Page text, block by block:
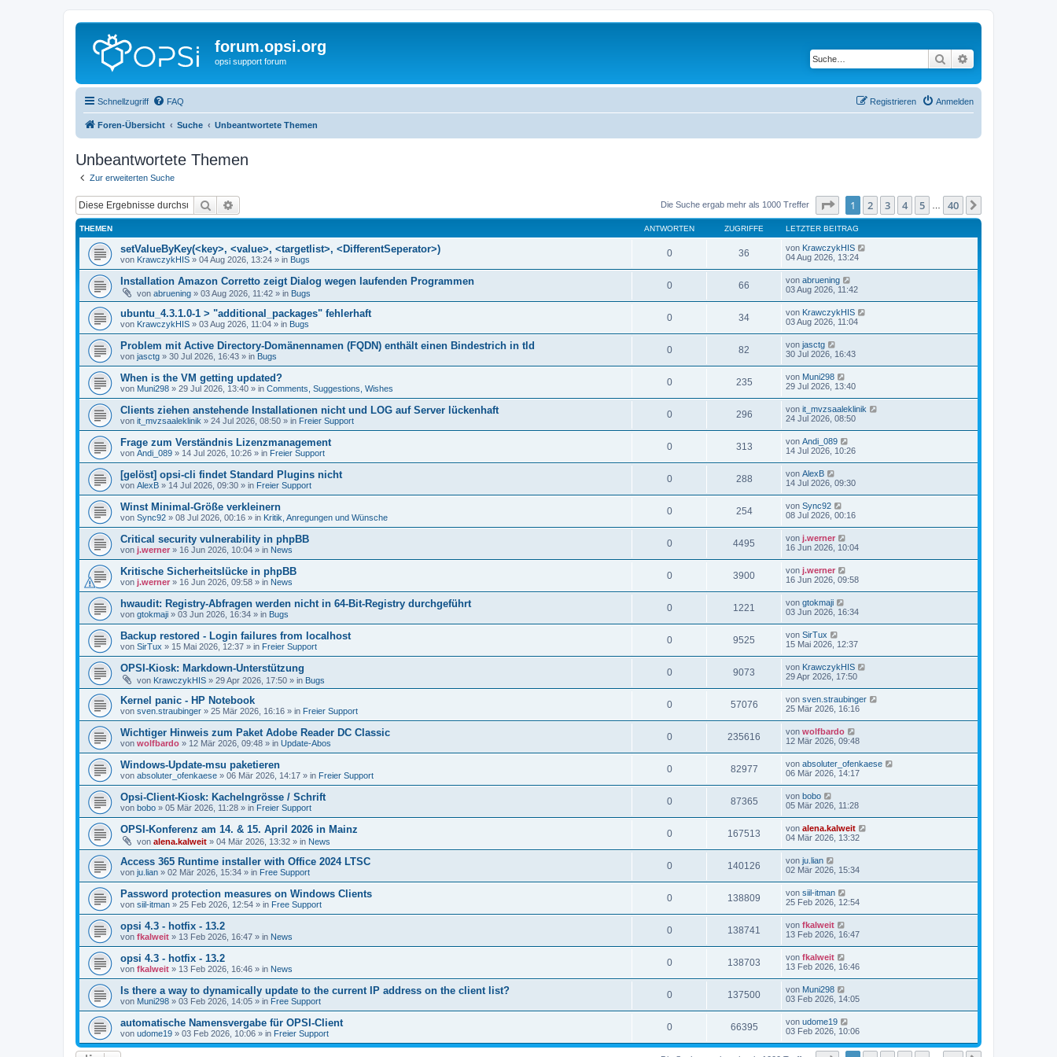
forum.opsi.org
opsi support forum Suche
Schnellzugriff FAQ Anmelden
Registrieren
Foren-Übersicht Suche Unbeantwortete Themen
Unbeantwortete Themen
Zur erweiterten Suche
Suche Die Suche ergab mehr als 1000 Treffer Seite von40
1 2 3 4 5 40
THEMEN ANTWORTEN ZUGRIFFE LETZTER BEITRAG
setValueByKey(<key>, <value>, <targetlist>, <DifferentSeperator>)
von KrawczykHIS » 04 Aug 2026, 13:24 » in Bugs
0 36 von KrawczykHIS
04 Aug 2026, 13:24
Installation Amazon Corretto zeigt Dialog wegen laufenden Programmen
von abruening » 03 Aug 2026, 11:42 » in Bugs
0 66 von abruening
03 Aug 2026, 11:42
ubuntu_4.3.1.0-1 > "additional_packages" fehlerhaft
von KrawczykHIS » 03 Aug 2026, 11:04 » in Bugs
0 34 von KrawczykHIS
03 Aug 2026, 11:04
Problem mit Active Directory-Domänennamen (FQDN) enthält einen Bindestrich in tld
von jasctg » 30 Jul 2026, 16:43 » in Bugs
0 82 von jasctg
30 Jul 2026, 16:43
When is the VM getting updated?
von Muni298 » 29 Jul 2026, 13:40 » in Comments, Suggestions, Wishes
0 235 von Muni298
29 Jul 2026, 13:40
Clients ziehen anstehende Installationen nicht und LOG auf Server lückenhaft
von it_mvzsaaleklinik » 24 Jul 2026, 08:50 » in Freier Support
0 296 von it_mvzsaaleklinik
24 Jul 2026, 08:50
Frage zum Verständnis Lizenzmanagement
von Andi_089 » 14 Jul 2026, 10:26 » in Freier Support
0 313 von Andi_089
14 Jul 2026, 10:26
[gelöst] opsi-cli findet Standard Plugins nicht
von AlexB » 14 Jul 2026, 09:30 » in Freier Support
0 288 von AlexB
14 Jul 2026, 09:30
Winst Minimal-Größe verkleinern
von Sync92 » 08 Jul 2026, 00:16 » in Kritik, Anregungen und Wünsche
0 254 von Sync92
08 Jul 2026, 00:16
Critical security vulnerability in phpBB
von j.werner » 16 Jun 2026, 10:04 » in News
0 4495 von j.werner
16 Jun 2026, 10:04
Kritische Sicherheitslücke in phpBB
von j.werner » 16 Jun 2026, 09:58 » in News
0 3900 von j.werner
16 Jun 2026, 09:58
hwaudit: Registry-Abfragen werden nicht in 64-Bit-Registry durchgeführt
von gtokmaji » 03 Jun 2026, 16:34 » in Bugs
0 1221 von gtokmaji
03 Jun 2026, 16:34
Backup restored - Login failures from localhost
von SirTux » 15 Mai 2026, 12:37 » in Freier Support
0 9525 von SirTux
15 Mai 2026, 12:37
OPSI-Kiosk: Markdown-Unterstützung
von KrawczykHIS » 29 Apr 2026, 17:50 » in Bugs
0 9073 von KrawczykHIS
29 Apr 2026, 17:50
Kernel panic - HP Notebook
von sven.straubinger » 25 Mär 2026, 16:16 » in Freier Support
0 57076 von sven.straubinger
25 Mär 2026, 16:16
Wichtiger Hinweis zum Paket Adobe Reader DC Classic
von wolfbardo » 12 Mär 2026, 09:48 » in Update-Abos
0 235616 von wolfbardo
12 Mär 2026, 09:48
Windows-Update-msu paketieren
von absoluter_ofenkaese » 06 Mär 2026, 14:17 » in Freier Support
0 82977 von absoluter_ofenkaese
06 Mär 2026, 14:17
Opsi-Client-Kiosk: Kachelngrösse / Schrift
von bobo » 05 Mär 2026, 11:28 » in Freier Support
0 87365 von bobo
05 Mär 2026, 11:28
OPSI-Konferenz am 14. & 15. April 2026 in Mainz
von alena.kalweit » 04 Mär 2026, 13:32 » in News
0 167513 von alena.kalweit
04 Mär 2026, 13:32
Access 365 Runtime installer with Office 2024 LTSC
von ju.lian » 02 Mär 2026, 15:34 » in Free Support
0 140126 von ju.lian
02 Mär 2026, 15:34
Password protection measures on Windows Clients
von siil-itman » 25 Feb 2026, 12:54 » in Free Support
0 138809 von siil-itman
25 Feb 2026, 12:54
opsi 4.3 - hotfix - 13.2
von fkalweit » 13 Feb 2026, 16:47 » in News
0 138741 von fkalweit
13 Feb 2026, 16:47
opsi 4.3 - hotfix - 13.2
von fkalweit » 13 Feb 2026, 16:46 » in News
0 138703 von fkalweit
13 Feb 2026, 16:46
Is there a way to dynamically update to the current IP address on the client list?
von Muni298 » 03 Feb 2026, 14:05 » in Free Support
0 137500 von Muni298
03 Feb 2026, 14:05
automatische Namensvergabe für OPSI-Client
von udome19 » 03 Feb 2026, 10:06 » in Freier Support
0 66395 von udome19
03 Feb 2026, 10:06